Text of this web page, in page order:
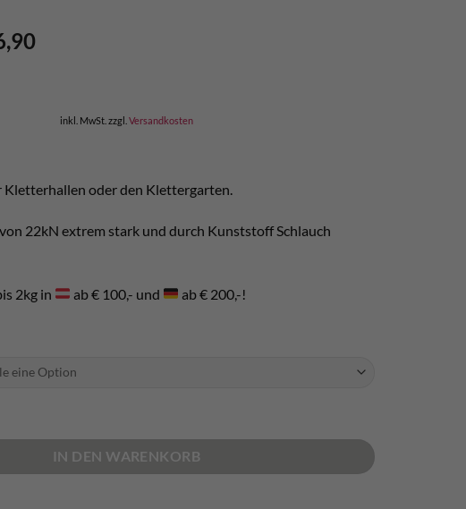
inkl. MwSt. zzgl. Versandkosten
Kletterhallen oder den Klettergarten.
22kN extrem stark und durch Kunststoff Schlauch
2kg in ab € 100,- und ab € 200,-!
Fixe Menge
IN DEN WARENKORB